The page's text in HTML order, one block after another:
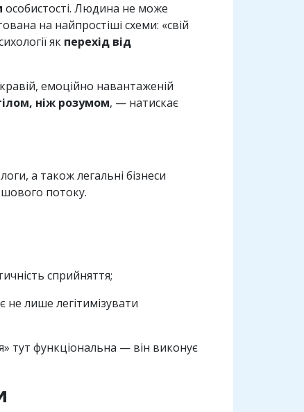
особистості. Людина не може
на найпростіші схеми: «свій
як перехід від
емоційно навантаженій
ніж розумом, — натискає
а також легальні бізнеси
потоку.
сприйняття;
не лише легітимізувати
тут функціональна — він виконує